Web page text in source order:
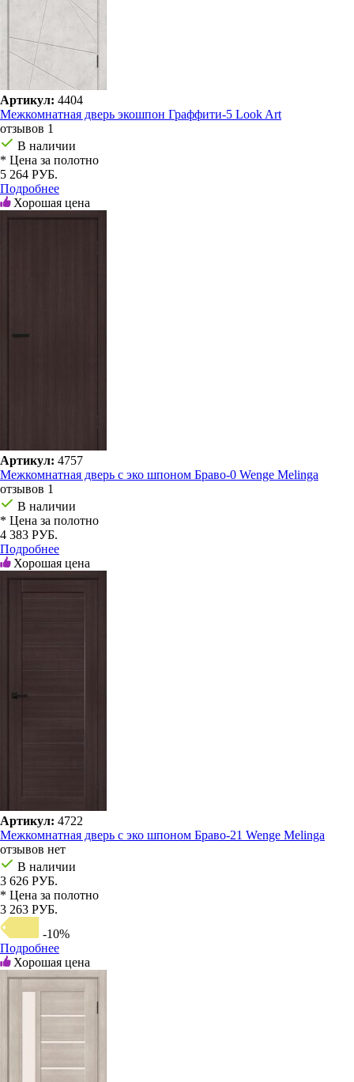
Артикул: 4404
Межкомнатная дверь экошпон Граффити-5 Look Art
отзывов 1
В наличии
* Цена за полотно
5 264 РУБ.
Подробнее
Хорошая цена
Артикул: 4757
Межкомнатная дверь с эко шпоном Браво-0 Wenge Melinga
отзывов 1
В наличии
* Цена за полотно
4 383 РУБ.
Подробнее
Хорошая цена
Артикул: 4722
Межкомнатная дверь с эко шпоном Браво-21 Wenge Melinga
отзывов нет
В наличии
3 626 РУБ.
* Цена за полотно
3 263 РУБ.
-10%
Подробнее
Хорошая цена